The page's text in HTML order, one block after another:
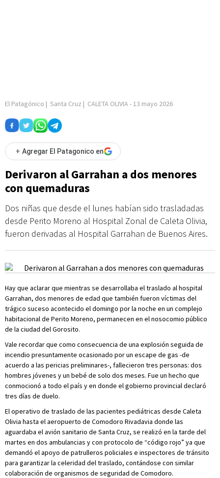
El Patagónico | Santa Cruz | CALETA OLIVIA- 13 mayo 2026
+ Agregar El Patagonico en
Derivaron al Garrahan a dos menores
con quemaduras
Dos niñas que desde el lunes habían sido trasladadas
desde Perito Moreno al Hospital Zonal de Caleta Olivia,
fueron derivadas al Hospital Garrahan de Buenos Aires.
Hay que aclarar que mientras se desarrollaba el traslado al hospital
Garrahan, dos menores de edad que también fueron víctimas del
trágico suceso acontecido el domingo por la noche en un complejo
habitacional de Perito Moreno, permanecen en el nosocomio público
de la ciudad del Gorosito.
Vale recordar que como consecuencia de una explosión seguida de
incendio presuntamente ocasionado por un escape de gas -de
acuerdo a las pericias preliminares-, fallecieron tres personas: dos
hombres jóvenes y un bebé de solo dos meses. Fue un hecho que
conmocionó a todo el país y en donde el gobierno provincial declaró
tres días de duelo.
El operativo de traslado de las pacientes pediátricas desde Caleta
Olivia hasta el aeropuerto de Comodoro Rivadavia donde las
aguardaba el avión sanitario de Santa Cruz, se realizó en la tarde del
martes en dos ambulancias y con protocolo de “código rojo” ya que
demandó el apoyo de patrulleros policiales e inspectores de tránsito
para garantizar la celeridad del traslado, contándose con similar
colaboración de organismos de seguridad de Comodoro.